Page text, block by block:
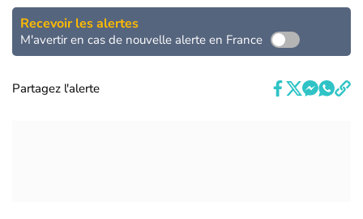
Recevoir les alertes
M'avertir en cas de nouvelle alerte en France
Partagez l'alerte